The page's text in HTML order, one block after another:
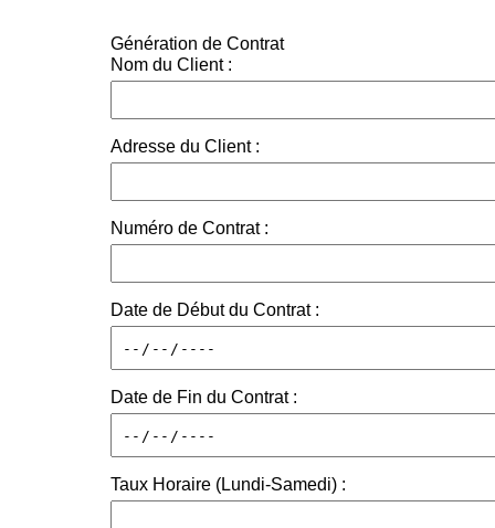
Génération de Contrat
Nom du Client :
Adresse du Client :
Numéro de Contrat :
Date de Début du Contrat :
Date de Fin du Contrat :
Taux Horaire (Lundi-Samedi) :